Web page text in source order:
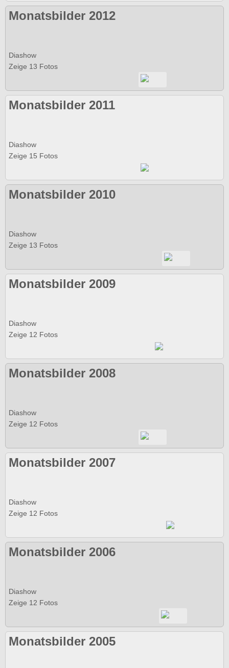
Monatsbilder 2012
Diashow
Zeige 13 Fotos
Monatsbilder 2011
Diashow
Zeige 15 Fotos
Monatsbilder 2010
Diashow
Zeige 13 Fotos
Monatsbilder 2009
Diashow
Zeige 12 Fotos
Monatsbilder 2008
Diashow
Zeige 12 Fotos
Monatsbilder 2007
Diashow
Zeige 12 Fotos
Monatsbilder 2006
Diashow
Zeige 12 Fotos
Monatsbilder 2005